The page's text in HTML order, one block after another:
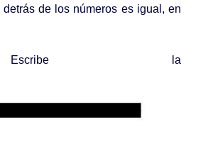
de los números es igual, en
la